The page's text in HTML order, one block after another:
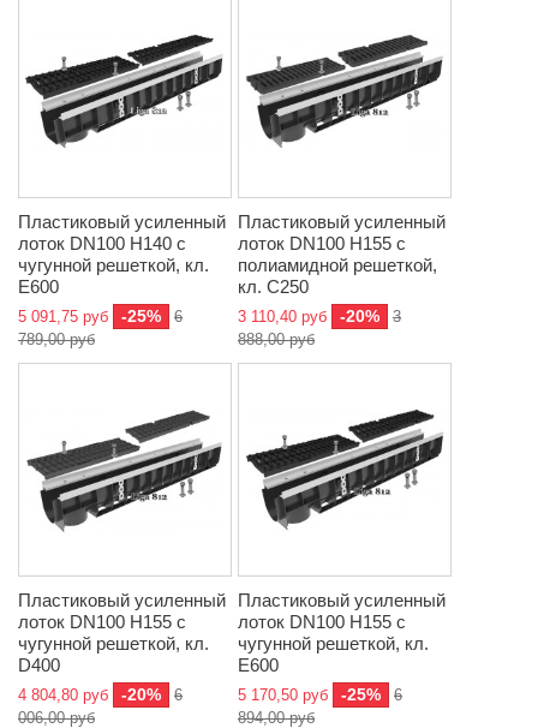
Пластиковый усиленный
лоток DN100 H140 с
чугунной решеткой, кл.
E600
5 091,75 руб -25%
6
789,00 руб
Пластиковый усиленный
лоток DN100 H155 с
полиамидной решеткой,
кл. C250
3 110,40 руб -20%
3
888,00 руб
Пластиковый усиленный
лоток DN100 H155 с
чугунной решеткой, кл.
D400
4 804,80 руб -20%
6
006,00 руб
Пластиковый усиленный
лоток DN100 H155 с
чугунной решеткой, кл.
E600
5 170,50 руб -25%
6
894,00 руб